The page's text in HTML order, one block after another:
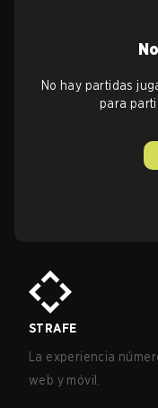
No hay partidas
para
STRAFE
La experiencia
web y móvil.